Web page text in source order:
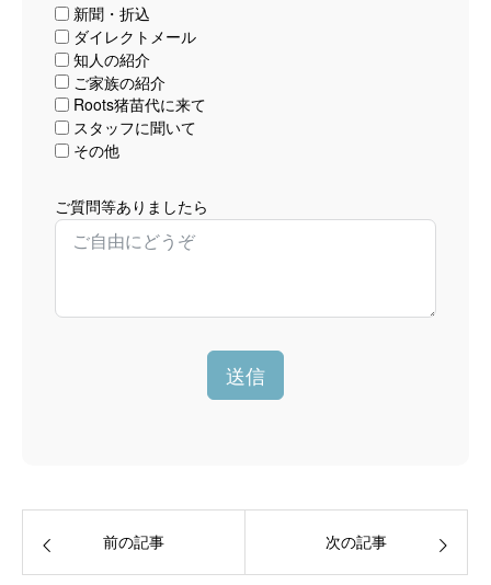
新聞・折込
ダイレクトメール
知人の紹介
ご家族の紹介
Roots猪苗代に来て
スタッフに聞いて
その他
ご質問等ありましたら
送信
前の記事 次の記事